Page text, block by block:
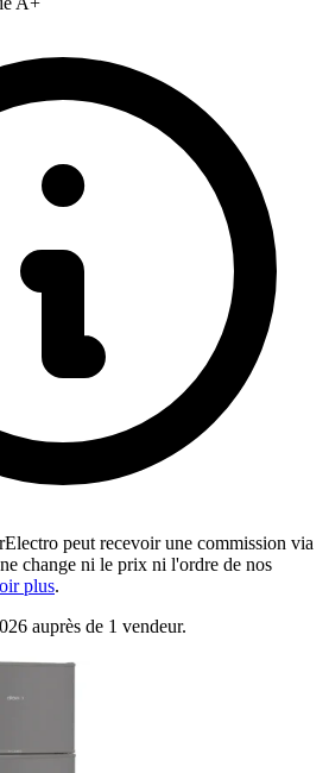
peut recevoir une commission via
change ni le prix ni l'ordre de nos
plus.
auprès de 1 vendeur.